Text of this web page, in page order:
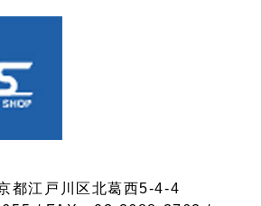
江戸川区北葛西5-4-4